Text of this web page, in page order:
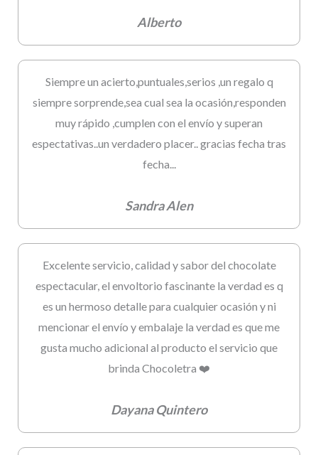
Alberto
Siempre un acierto,puntuales,serios ,un regalo q
siempre sorprende,sea cual sea la ocasión,responden
muy rápido ,cumplen con el envío y superan
espectativas..un verdadero placer.. gracias fecha tras
fecha...
Sandra Alen
Excelente servicio, calidad y sabor del chocolate
espectacular, el envoltorio fascinante la verdad es q
es un hermoso detalle para cualquier ocasión y ni
mencionar el envío y embalaje la verdad es que me
gusta mucho adicional al producto el servicio que
brinda Chocoletra ❤️
Dayana Quintero